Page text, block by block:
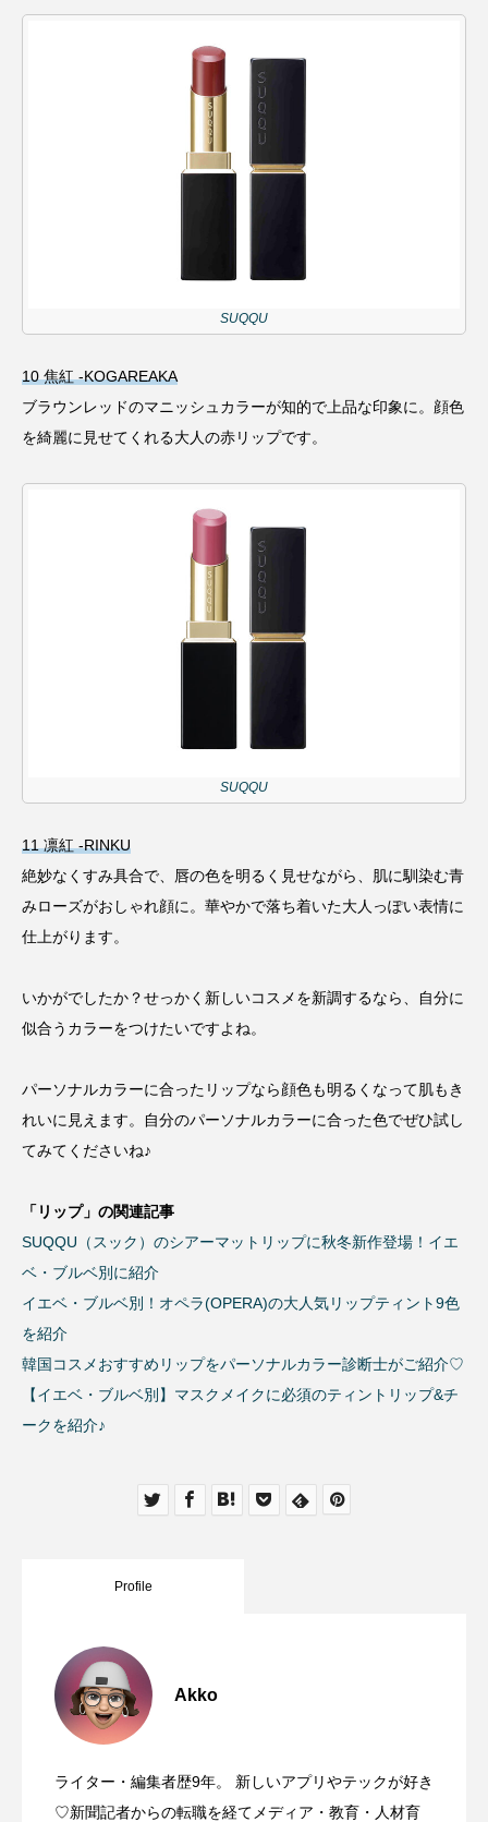
SUQQU
10 焦紅 -KOGAREAKA
ブラウンレッドのマニッシュカラーが知的で上品な印象に。顔色
を綺麗に見せてくれる大人の赤リップです。
SUQQU
11 凛紅 -RINKU
絶妙なくすみ具合で、唇の色を明るく見せながら、肌に馴染む青
みローズがおしゃれ顔に。華やかで落ち着いた大人っぽい表情に
仕上がります。
いかがでしたか？せっかく新しいコスメを新調するなら、自分に
似合うカラーをつけたいですよね。
パーソナルカラーに合ったリップなら顔色も明るくなって肌もき
れいに見えます。自分のパーソナルカラーに合った色でぜひ試し
てみてくださいね♪
「リップ」の関連記事
SUQQU（スック）のシアーマットリップに秋冬新作登場！イエ
ベ・ブルベ別に紹介
イエベ・ブルベ別！オペラ(OPERA)の大人気リップティント9色
を紹介
韓国コスメおすすめリップをパーソナルカラー診断士がご紹介♡
【イエベ・ブルベ別】マスクメイクに必須のティントリップ&チ
ークを紹介♪
Profile
Akko
ライター・編集者歴9年。 新しいアプリやテックが好き
♡新聞記者からの転職を経てメディア・教育・人材育